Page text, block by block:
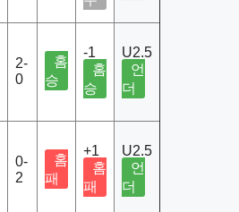
2-
0
홈
승
-1
홈
승
U2.5
언
더
0-
2
홈
패
+1
홈
패
U2.5
언
더